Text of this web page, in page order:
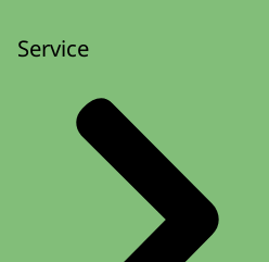
Service